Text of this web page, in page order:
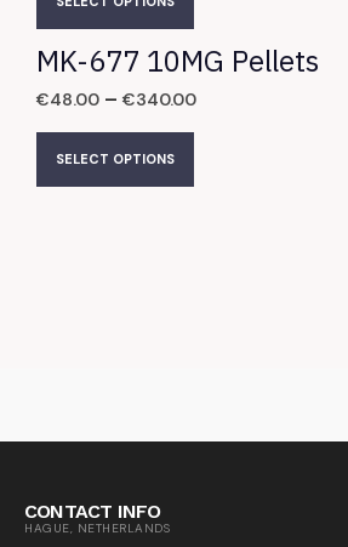
MK-677 10MG Pellets
€48.00 – €340.00
SELECT OPTIONS
CONTACT INFO
HAGUE, NETHERLANDS